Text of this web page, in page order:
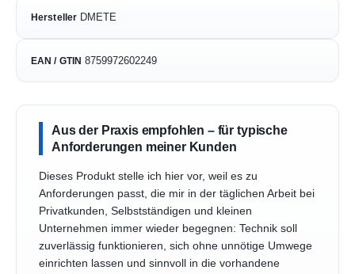
Hersteller DMETE
EAN / GTIN 8759972602249
Aus der Praxis empfohlen – für typische
Anforderungen meiner Kunden
Dieses Produkt stelle ich hier vor, weil es zu
Anforderungen passt, die mir in der täglichen Arbeit bei
Privatkunden, Selbstständigen und kleinen
Unternehmen immer wieder begegnen: Technik soll
zuverlässig funktionieren, sich ohne unnötige Umwege
einrichten lassen und sinnvoll in die vorhandene